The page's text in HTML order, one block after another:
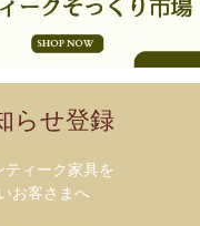
らせ登録
ィーク家具を
お客さまへ